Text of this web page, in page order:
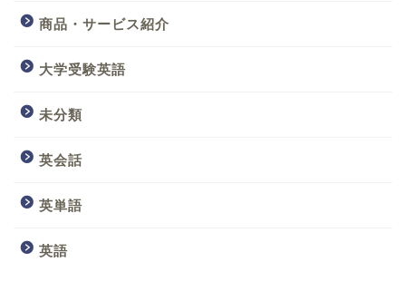
商品・サービス紹介
大学受験英語
未分類
英会話
英単語
英語